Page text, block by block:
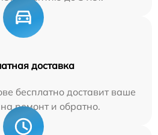
доставка
бесплатно доставит ваше
ремонт и обратно.